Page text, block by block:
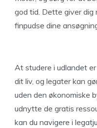
god tid. Dette giver dig
finpudse dine
At studere i udlandet
dit liv, og legater kan
uden den økonomiske
udnytte de gratis
kan du navigere i